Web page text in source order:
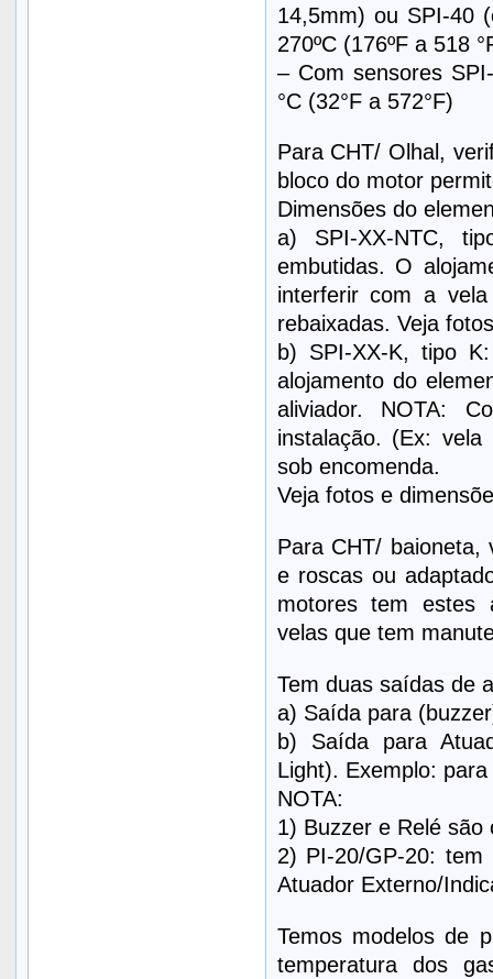
14,5mm) ou SPI-40
270ºC (176ºF a 518
– Com sensores
°C (32°F a 572°F)
Para CHT/ Olhal,
bloco do motor
Dimensões do
a) SPI-XX-NTC,
embutidas. O
interferir com a
rebaixadas. Veja
b) SPI-XX-K, tipo
alojamento do
aliviador. NOTA:
instalação. (Ex:
sob encomenda.
Veja fotos e
Para CHT/
e roscas ou
motores tem estes
velas que tem
Tem duas saídas de
a) Saída para
b) Saída para
Light). Exemplo:
NOTA:
1) Buzzer e Relé são
2) PI-20/GP-20:
Atuador Externo/
Temos modelos de
temperatura dos